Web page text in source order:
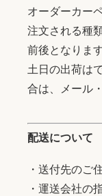
オーダーカー
注文される種
前後となります
土日の出荷は
合は、メール
配送について
・送付先のご
・運送会社の